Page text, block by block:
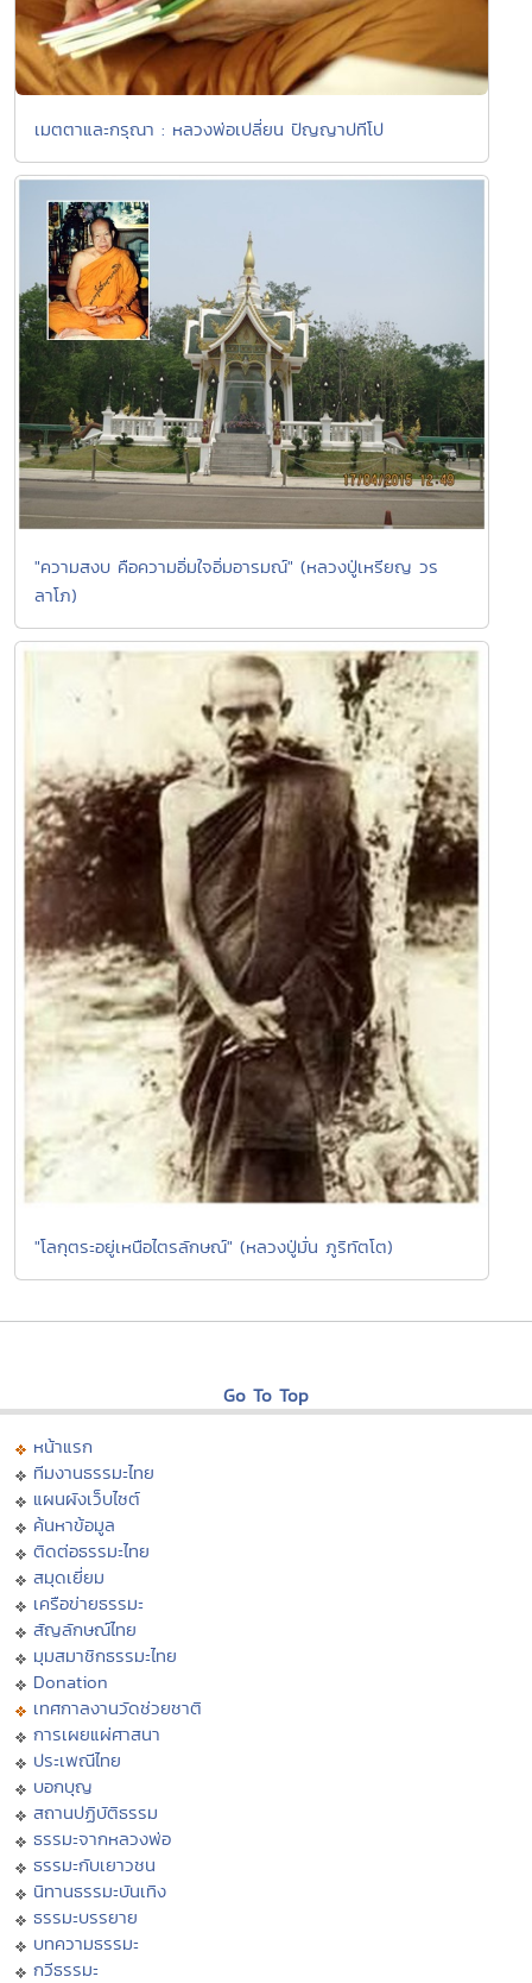
เมตตาและกรุณา : หลวงพ่อเปลี่ยน ปัญญาปทีโป
"ความสงบ คือความอิ่มใจอิ่มอารมณ์" (หลวงปู่เหรียญ วร
ลาโภ)
"โลกุตระอยู่เหนือไตรลักษณ์" (หลวงปู่มั่น ภูริทัตโต)
Go To Top
หน้าแรก
ทีมงานธรรมะไทย
แผนผังเว็บไซต์
ค้นหาข้อมูล
ติดต่อธรรมะไทย
สมุดเยี่ยม
เครือข่ายธรรมะ
สัญลักษณ์ไทย
มุมสมาชิกธรรมะไทย
Donation
เทศกาลงานวัดช่วยชาติ
การเผยแผ่ศาสนา
ประเพณีไทย
บอกบุญ
สถานปฏิบัติธรรม
ธรรมะจากหลวงพ่อ
ธรรมะกับเยาวชน
นิทานธรรมะบันเทิง
ธรรมะบรรยาย
บทความธรรมะ
กวีธรรมะ